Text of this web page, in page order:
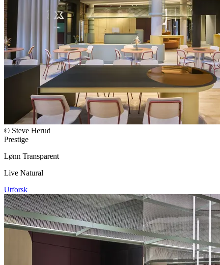
© Steve Herud
Prestige
Lønn Transparent
Live Natural
Utforsk